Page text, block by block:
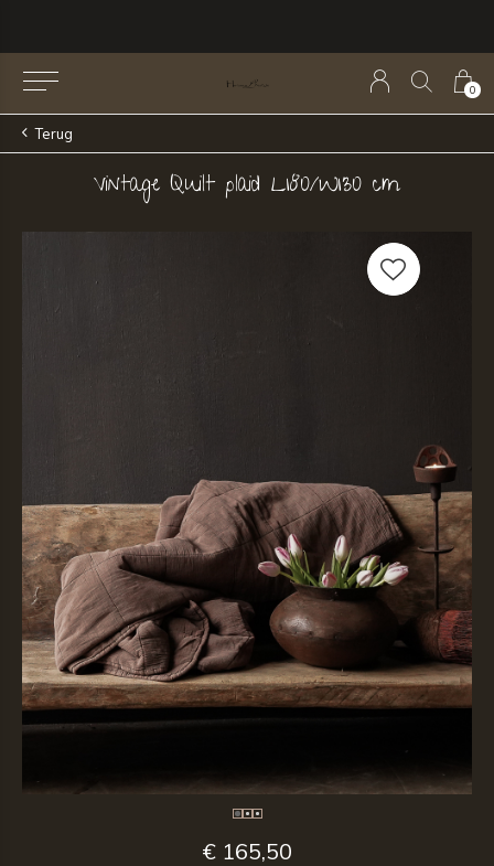
0
Terug
Vintage Quilt plaid L180/W130 cm
€ 165,50